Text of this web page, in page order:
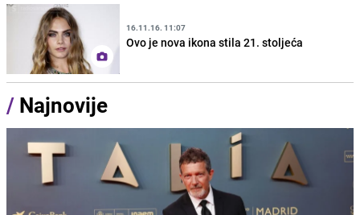
16.11.16. 11:07
Ovo je nova ikona stila 21. stoljeća
/ Najnovije